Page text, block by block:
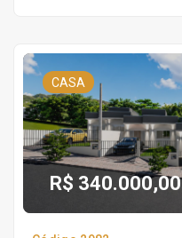
CASA
R$ 340.000,00